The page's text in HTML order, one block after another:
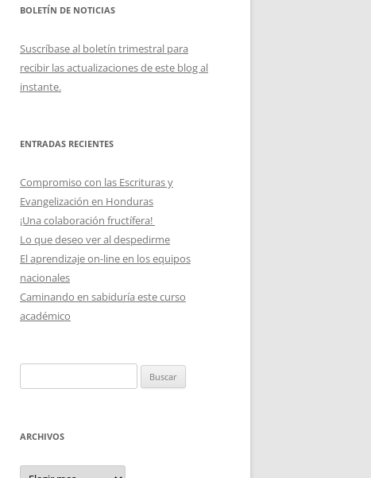
BOLETÍN DE NOTICIAS
Suscríbase al boletín trimestral para
recibir las actualizaciones de este blog al
instante.
ENTRADAS RECIENTES
Compromiso con las Escrituras y
Evangelización en Honduras
¡Una colaboración fructífera!
Lo que deseo ver al despedirme
El aprendizaje on-line en los equipos
nacionales
Caminando en sabiduría este curso
académico
ARCHIVOS
Archivos